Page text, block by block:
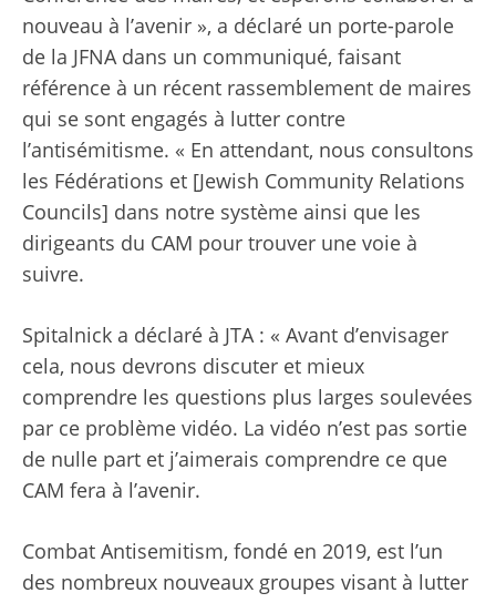
nouveau à l’avenir », a déclaré un porte-parole
de la JFNA dans un communiqué, faisant
référence à un récent rassemblement de maires
qui se sont engagés à lutter contre
l’antisémitisme. « En attendant, nous consultons
les Fédérations et [Jewish Community Relations
Councils] dans notre système ainsi que les
dirigeants du CAM pour trouver une voie à
suivre.
Spitalnick a déclaré à JTA : « Avant d’envisager
cela, nous devrons discuter et mieux
comprendre les questions plus larges soulevées
par ce problème vidéo. La vidéo n’est pas sortie
de nulle part et j’aimerais comprendre ce que
CAM fera à l’avenir.
Combat Antisemitism, fondé en 2019, est l’un
des nombreux nouveaux groupes visant à lutter